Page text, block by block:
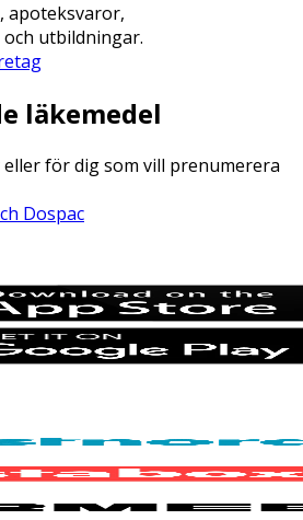
apoteksvaror,
utbildningar.
läkemedel
för dig som vill prenumerera
Dospac